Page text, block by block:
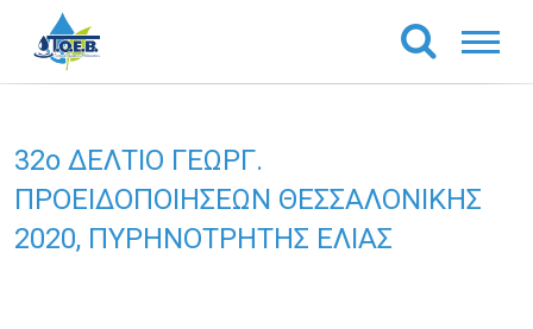
32o ΔΕΛΤΙΟ ΓΕΩΡΓ.
ΠΡΟΕΙΔΟΠΟΙΗΣΕΩΝ ΘΕΣΣΑΛΟΝΙΚΗΣ
2020, ΠΥΡΗΝΟΤΡΗΤΗΣ ΕΛΙΑΣ